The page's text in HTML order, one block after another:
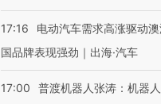
17:16
电动汽车需求高涨驱动
国品牌表现强劲｜出海·汽车
17:00
普渡机器人张涛：机器人